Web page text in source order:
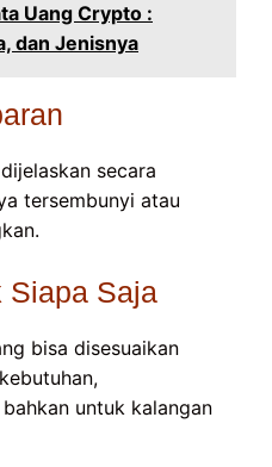
Uang Crypto :
dan Jenisnya
secara
tersembunyi atau
Siapa Saja
bisa disesuaikan
untuk kalangan